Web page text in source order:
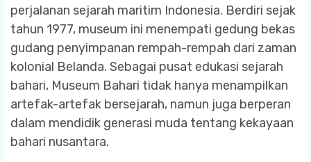
perjalanan sejarah maritim Indonesia. Berdiri sejak
tahun 1977, museum ini menempati gedung bekas
gudang penyimpanan rempah-rempah dari zaman
kolonial Belanda. Sebagai pusat edukasi sejarah
bahari, Museum Bahari tidak hanya menampilkan
artefak-artefak bersejarah, namun juga berperan
dalam mendidik generasi muda tentang kekayaan
bahari nusantara.